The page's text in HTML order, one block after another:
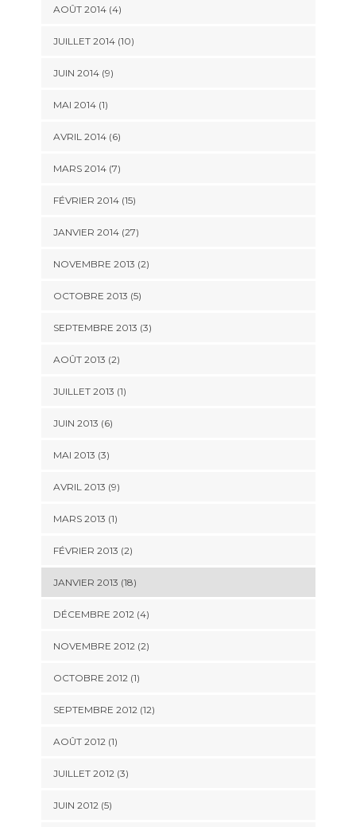
AOÛT 2014 (4)
JUILLET 2014 (10)
JUIN 2014 (9)
MAI 2014 (1)
AVRIL 2014 (6)
MARS 2014 (7)
FÉVRIER 2014 (15)
JANVIER 2014 (27)
NOVEMBRE 2013 (2)
OCTOBRE 2013 (5)
SEPTEMBRE 2013 (3)
AOÛT 2013 (2)
JUILLET 2013 (1)
JUIN 2013 (6)
MAI 2013 (3)
AVRIL 2013 (9)
MARS 2013 (1)
FÉVRIER 2013 (2)
JANVIER 2013 (18)
DÉCEMBRE 2012 (4)
NOVEMBRE 2012 (2)
OCTOBRE 2012 (1)
SEPTEMBRE 2012 (12)
AOÛT 2012 (1)
JUILLET 2012 (3)
JUIN 2012 (5)